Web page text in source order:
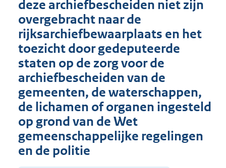
deze archiefbescheiden niet zijn
overgebracht naar de
rijksarchiefbewaarplaats en het
toezicht door gedeputeerde
staten op de zorg voor de
archiefbescheiden van de
gemeenten, de waterschappen,
de lichamen of organen ingesteld
op grond van de Wet
gemeenschappelijke regelingen
en de politie